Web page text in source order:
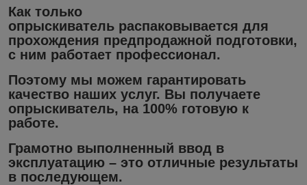
Как только
опрыскиватель распаковывается для
прохождения предпродажной подготовки,
с ним работает профессионал.
Поэтому мы можем гарантировать
качество наших услуг. Вы получаете
опрыскиватель, на 100% готовую к
работе.
Грамотно выполненный ввод в
эксплуатацию – это отличные результаты
в последующем.